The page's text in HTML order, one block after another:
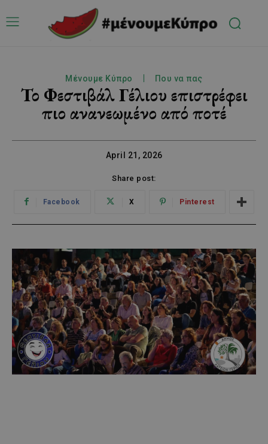
Μένουμε Κύπρο Που να πας
Το Φεστιβάλ Γέλιου επιστρέφει
πιο ανανεωμένο από ποτέ
April 21, 2026
Share post:
Facebook X Pinterest